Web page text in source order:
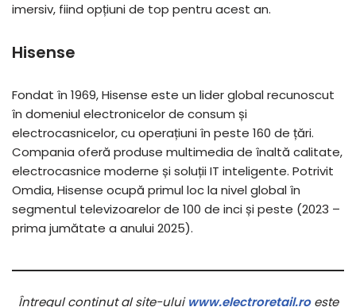
imersiv, fiind opțiuni de top pentru acest an.
Hisense
Fondat în 1969, Hisense este un lider global recunoscut
în domeniul electronicelor de consum și
electrocasnicelor, cu operațiuni în peste 160 de țări.
Compania oferă produse multimedia de înaltă calitate,
electrocasnice moderne și soluții IT inteligente. Potrivit
Omdia, Hisense ocupă primul loc la nivel global în
segmentul televizoarelor de 100 de inci și peste (2023 –
prima jumătate a anului 2025).
Întregul conținut al site-uluiwww.electroretail.roeste